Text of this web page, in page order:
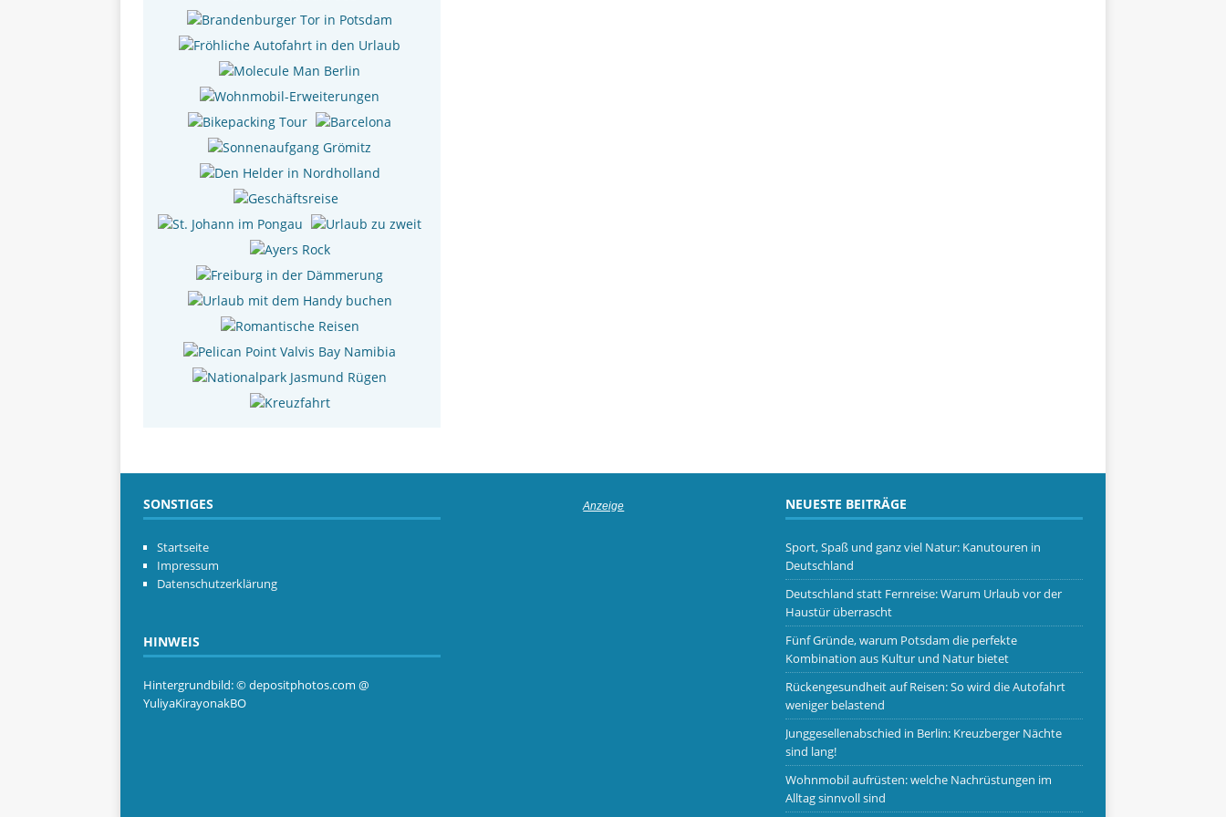
SONSTIGES
Startseite
Impressum
Datenschutzerklärung
HINWEIS
Hintergrundbild: © depositphotos.com @
YuliyaKirayonakBO
NEUESTE BEITRÄGE
Sport, Spaß und ganz viel Natur: Kanutouren in
Deutschland
Deutschland statt Fernreise: Warum Urlaub vor der
Haustür überrascht
Fünf Gründe, warum Potsdam die perfekte
Kombination aus Kultur und Natur bietet
Rückengesundheit auf Reisen: So wird die Autofahrt
weniger belastend
Junggesellenabschied in Berlin: Kreuzberger Nächte
sind lang!
Wohnmobil aufrüsten: welche Nachrüstungen im
Alltag sinnvoll sind